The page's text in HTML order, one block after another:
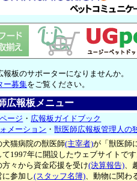
板のサポーターになりませんか。
ー募集をご覧ください。
広報板メニュー
ージ ・ 広報板ガイドブック
メーション ・獣医師広報板管理人の
猫病院の獣医師(主宰者)が「獣医師
1997年に開設したウェブサイトで
方々から資金応援を受け(決算報告)、
に参加し(スタッフ名簿)、動物に関わ